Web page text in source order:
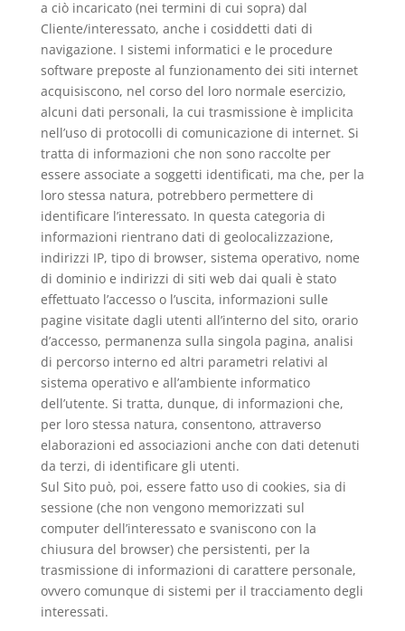
a ciò incaricato (nei termini di cui sopra) dal
Cliente/interessato, anche i cosiddetti dati di
navigazione. I sistemi informatici e le procedure
software preposte al funzionamento dei siti internet
acquisiscono, nel corso del loro normale esercizio,
alcuni dati personali, la cui trasmissione è implicita
nell’uso di protocolli di comunicazione di internet. Si
tratta di informazioni che non sono raccolte per
essere associate a soggetti identificati, ma che, per la
loro stessa natura, potrebbero permettere di
identificare l’interessato. In questa categoria di
informazioni rientrano dati di geolocalizzazione,
indirizzi IP, tipo di browser, sistema operativo, nome
di dominio e indirizzi di siti web dai quali è stato
effettuato l’accesso o l’uscita, informazioni sulle
pagine visitate dagli utenti all’interno del sito, orario
d’accesso, permanenza sulla singola pagina, analisi
di percorso interno ed altri parametri relativi al
sistema operativo e all’ambiente informatico
dell’utente. Si tratta, dunque, di informazioni che,
per loro stessa natura, consentono, attraverso
elaborazioni ed associazioni anche con dati detenuti
da terzi, di identificare gli utenti.
Sul Sito può, poi, essere fatto uso di cookies, sia di
sessione (che non vengono memorizzati sul
computer dell’interessato e svaniscono con la
chiusura del browser) che persistenti, per la
trasmissione di informazioni di carattere personale,
ovvero comunque di sistemi per il tracciamento degli
interessati.